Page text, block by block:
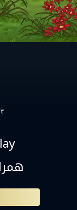
۳ فصل ها